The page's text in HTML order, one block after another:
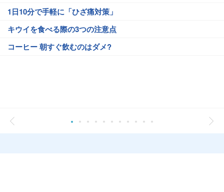
1日10分で手軽に「ひざ痛対策」
キウイを食べる際の3つの注意点
コーヒー 朝すぐ飲むのはダメ?